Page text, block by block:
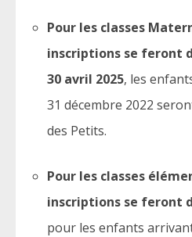
Pour les classes
inscriptions se feront
30 avril 2025, les
31 décembre 2022
des Petits.
Pour les classes
inscriptions se feront
pour les enfants